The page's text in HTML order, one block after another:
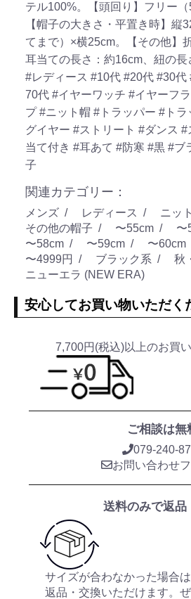
テル100%。【頭回り】フリー（
【帽子の大きさ・平置き時】縦
てまで）×横25cm。【その他】
耳当ての長さ：約16cm、紐の
#レディース #10代 #20代 #30代
70代 #イヤーワッチ #イヤーフ
プ#ニット帽 #トラッパー #トラ
グイヤー #ストリート #ダンス #
当て付き #耳あて #防寒 #黒 #ブ
子
関連カテゴリー：
メンズ レディース
ニッ
その他の帽子
〜55cm 〜
〜58cm
〜59cm 〜60cm
〜4999円
ブラック系
秋
ニューエラ (NEW ERA)
安心してお買い物いただく
7,700円(税込)以上のお買
ご相談は無
079-240-
お問い合わせ
送料のみで返品
サイズが合わなかった場合
返品・交換いただけます。